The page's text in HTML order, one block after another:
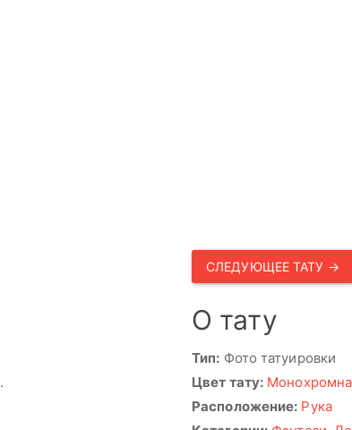
СЛЕДУЮЩЕЕ ТАТУ →
.
О тату
Тип: Фото татуировки
Цвет тату:
Расположение: Рука